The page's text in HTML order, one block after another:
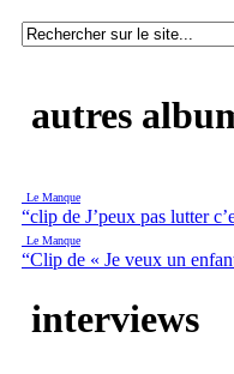
autres
Le Manque
“clip de J’peux pas lutter
Le Manque
“Clip de « Je veux un
interviews